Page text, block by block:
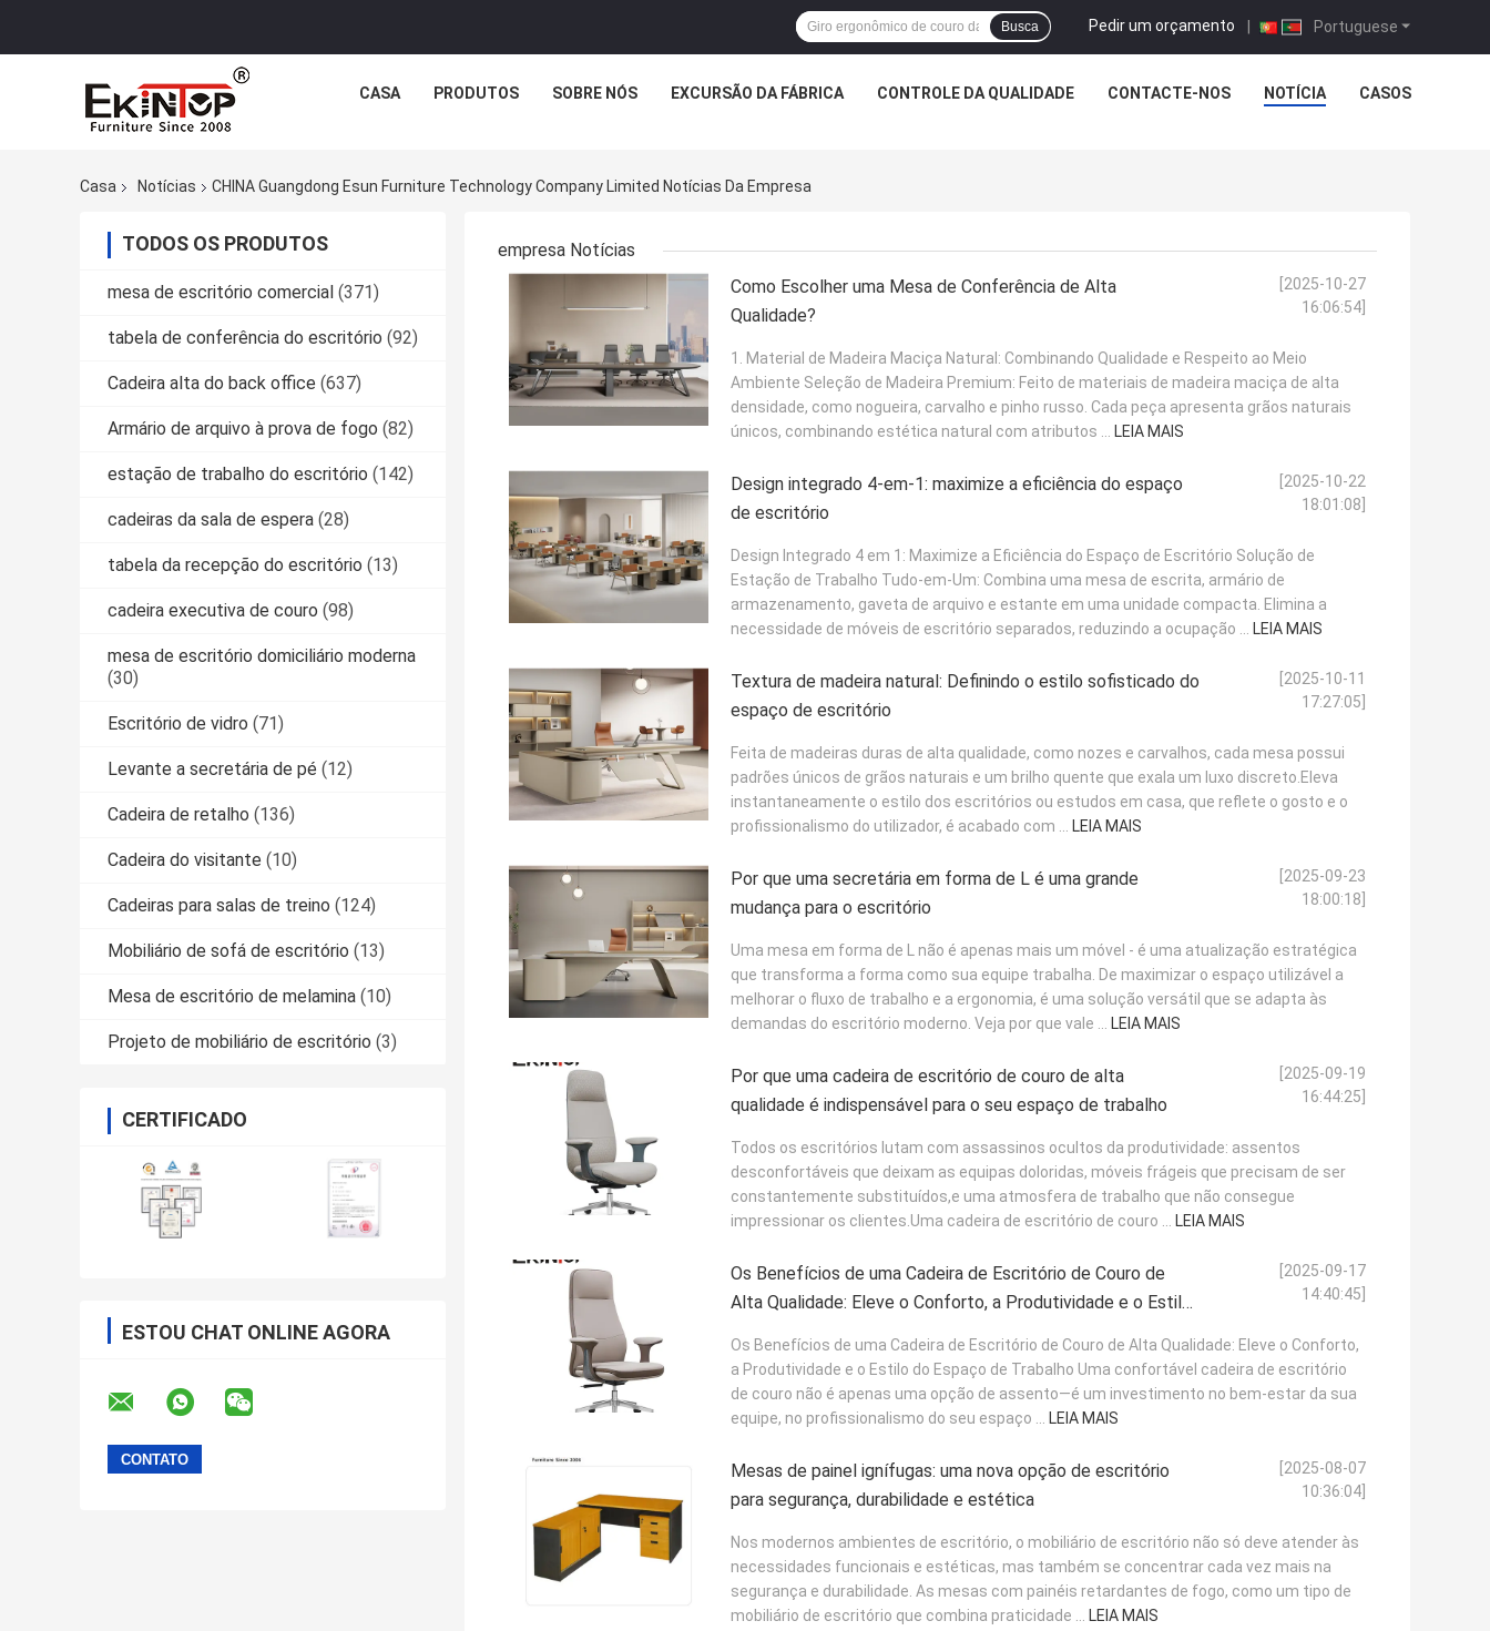
Portuguese
Pedir um orçamento |
Busca
CASA PRODUTOS SOBRE NÓS EXCURSÃO DA FÁBRICA CONTROLE DA QUALIDADE CONTACTE-NOS NOTÍCIA CASOS
Casa Notícias CHINA Guangdong Esun Furniture Technology Company Limited Notícias Da Empresa
TODOS OS PRODUTOS
mesa de escritório comercial (371)
tabela de conferência do escritório (92)
Cadeira alta do back office (637)
Armário de arquivo à prova de fogo (82)
estação de trabalho do escritório (142)
cadeiras da sala de espera (28)
tabela da recepção do escritório (13)
cadeira executiva de couro (98)
mesa de escritório domiciliário moderna
(30)
Escritório de vidro (71)
Levante a secretária de pé (12)
Cadeira de retalho (136)
Cadeira do visitante (10)
Cadeiras para salas de treino (124)
Mobiliário de sofá de escritório (13)
Mesa de escritório de melamina (10)
Projeto de mobiliário de escritório (3)
CERTIFICADO
ESTOU CHAT ONLINE AGORA
empresa Notícias
Como Escolher uma Mesa de Conferência de Alta
Qualidade?
[2025-10-27
16:06:54]
1. Material de Madeira Maciça Natural: Combinando Qualidade e Respeito ao Meio
Ambiente Seleção de Madeira Premium: Feito de materiais de madeira maciça de alta
densidade, como nogueira, carvalho e pinho russo. Cada peça apresenta grãos naturais
únicos, combinando estética natural com atributos ... LEIA MAIS
Design integrado 4-em-1: maximize a eficiência do espaço
de escritório
[2025-10-22
18:01:08]
Design Integrado 4 em 1: Maximize a Eficiência do Espaço de Escritório​ Solução de
Estação de Trabalho Tudo-em-Um: Combina uma mesa de escrita, armário de
armazenamento, gaveta de arquivo e estante em uma unidade compacta. Elimina a
necessidade de móveis de escritório separados, reduzindo a ocupação ... LEIA MAIS
Textura de madeira natural: Definindo o estilo sofisticado do
espaço de escritório
[2025-10-11
17:27:05]
Feita de madeiras duras de alta qualidade, como nozes e carvalhos, cada mesa possui
padrões únicos de grãos naturais e um brilho quente que exala um luxo discreto.Eleva
instantaneamente o estilo dos escritórios ou estudos em casa, que reflete o gosto e o
profissionalismo do utilizador, é acabado com ... LEIA MAIS
Por que uma secretária em forma de L é uma grande
mudança para o escritório
[2025-09-23
18:00:18]
Uma mesa em forma de L não é apenas mais um móvel - é uma atualização estratégica
que transforma a forma como sua equipe trabalha. De maximizar o espaço utilizável a
melhorar o fluxo de trabalho e a ergonomia, é uma solução versátil que se adapta às
demandas do escritório moderno. Veja por que vale ... LEIA MAIS
Por que uma cadeira de escritório de couro de alta
qualidade é indispensável para o seu espaço de trabalho
[2025-09-19
16:44:25]
Todos os escritórios lutam com assassinos ocultos da produtividade: assentos
desconfortáveis que deixam as equipas doloridas, móveis frágeis que precisam de ser
constantemente substituídos,e uma atmosfera de trabalho que não consegue
impressionar os clientes.Uma cadeira de escritório de couro ... LEIA MAIS
Os Benefícios de uma Cadeira de Escritório de Couro de
Alta Qualidade: Eleve o Conforto, a Produtividade e o Estilo
[2025-09-17
14:40:45]
Os Benefícios de uma Cadeira de Escritório de Couro de Alta Qualidade: Eleve o Conforto,
a Produtividade e o Estilo do Espaço de Trabalho Uma confortável cadeira de escritório
de couro não é apenas uma opção de assento—é um investimento no bem-estar da sua
equipe, no profissionalismo do seu espaço ... LEIA MAIS
Mesas de painel ignífugas: uma nova opção de escritório
para segurança, durabilidade e estética
[2025-08-07
10:36:04]
Nos modernos ambientes de escritório, o mobiliário de escritório não só deve atender às
necessidades funcionais e estéticas, mas também se concentrar cada vez mais na
segurança e durabilidade. As mesas com painéis retardantes de fogo, como um tipo de
mobiliário de escritório que combina praticidade ... LEIA MAIS